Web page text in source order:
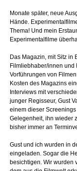
Monate später, neue
Hände.
Thema! Und mein
Experimentalfilme
Das Magazin, mit Sitz in
Filmliebhaber/innen
Vorführungen von
Kosten des Magazins
Interviews mit
junger Regisseur, Gust
einem dieser
Gelegenheit, ihn wieder
bisher immer an
Gust und ich wurden in
eingeladen. Sogar die
besichtigen. Wir wurden